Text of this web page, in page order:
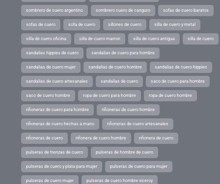
sombrero de cuero argentino sombrero cuero de canguro sofas de cuero baratos
sofas de cuero sofa de cuero sillones de cuero silla de cuero y metal
silla de cuero oficina silla de cuero marron silla de cuero antigua silla de cuero
sandalias hippies de cuero sandalias de cuero para hombre
sandalias de cuero mujer sandalias de cuero hombre sandalias de cuero hippies
sandalias de cuero artesanales sandalias de cuero saco de cuero para hombre
saco de cuero hombre ropa de cuero para hombre ropa de cuero hombre
riñoneras de cuero para hombre riñoneras de cuero hombre
riñoneras de cuero hechas a mano riñoneras de cuero artesanales
riñoneras de cuero riñonera de cuero hombre riñonera de cuero
pulseras de trenzas de cuero pulseras de hombre de cuero
pulseras de cuero y plata para mujer pulseras de cuero para mujer
pulseras de cuero mujer pulseras de cuero hombre viceroy